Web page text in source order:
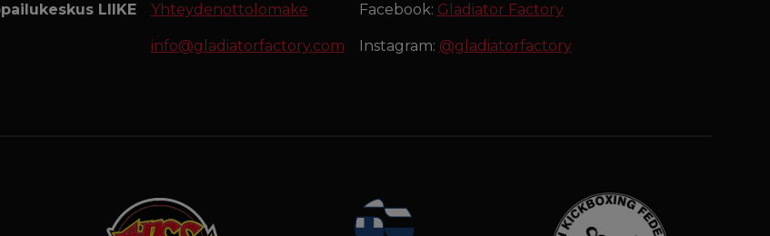
LIIKE Yhteydenottolomake
info@gladiatorfactory.com
Facebook: Gladiator Factory
Instagram: @gladiatorfactory